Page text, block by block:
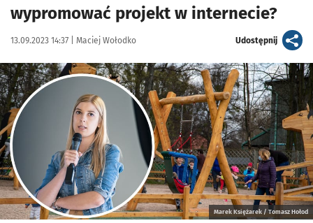
wypromować projekt w internecie?
Data publikacji:
13.09.2023 14:37 | Autor:
Maciej Wołodko Udostępnijartykuł
Kliknij, aby powiększyć
Marek Księżarek / Tomasz Hołod